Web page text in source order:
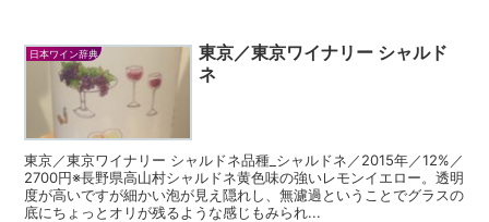
日本ワイン辞典
東京／東京ワイナリー シャルド
ネ
東京／東京ワイナリー シャルドネ品種_シャルドネ／2015年／12%／
2700円※長野県高山村シャルドネ黄色味の強いレモンイエロー。透明
度が高いですが細かい泡が見え隠れし、無濾過ということでグラスの
底にちょっとオリが残るような感じもみられ...